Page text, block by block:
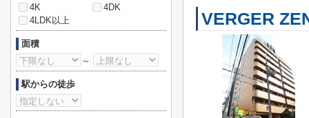
VERGER
4K
4DK
4LDK以上
面積
～
駅からの徒歩